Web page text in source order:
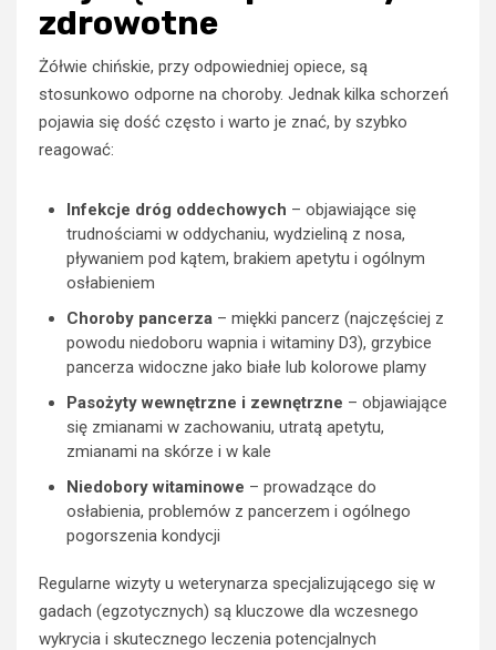
zdrowotne
Żółwie chińskie, przy odpowiedniej opiece, są
stosunkowo odporne na choroby. Jednak kilka schorzeń
pojawia się dość często i warto je znać, by szybko
reagować:
Infekcje dróg oddechowych – objawiające się
trudnościami w oddychaniu, wydzieliną z nosa,
pływaniem pod kątem, brakiem apetytu i ogólnym
osłabieniem
Choroby pancerza – miękki pancerz (najczęściej z
powodu niedoboru wapnia i witaminy D3), grzybice
pancerza widoczne jako białe lub kolorowe plamy
Pasożyty wewnętrzne i zewnętrzne – objawiające
się zmianami w zachowaniu, utratą apetytu,
zmianami na skórze i w kale
Niedobory witaminowe – prowadzące do
osłabienia, problemów z pancerzem i ogólnego
pogorszenia kondycji
Regularne wizyty u weterynarza specjalizującego się w
gadach (egzotycznych) są kluczowe dla wczesnego
wykrycia i skutecznego leczenia potencjalnych